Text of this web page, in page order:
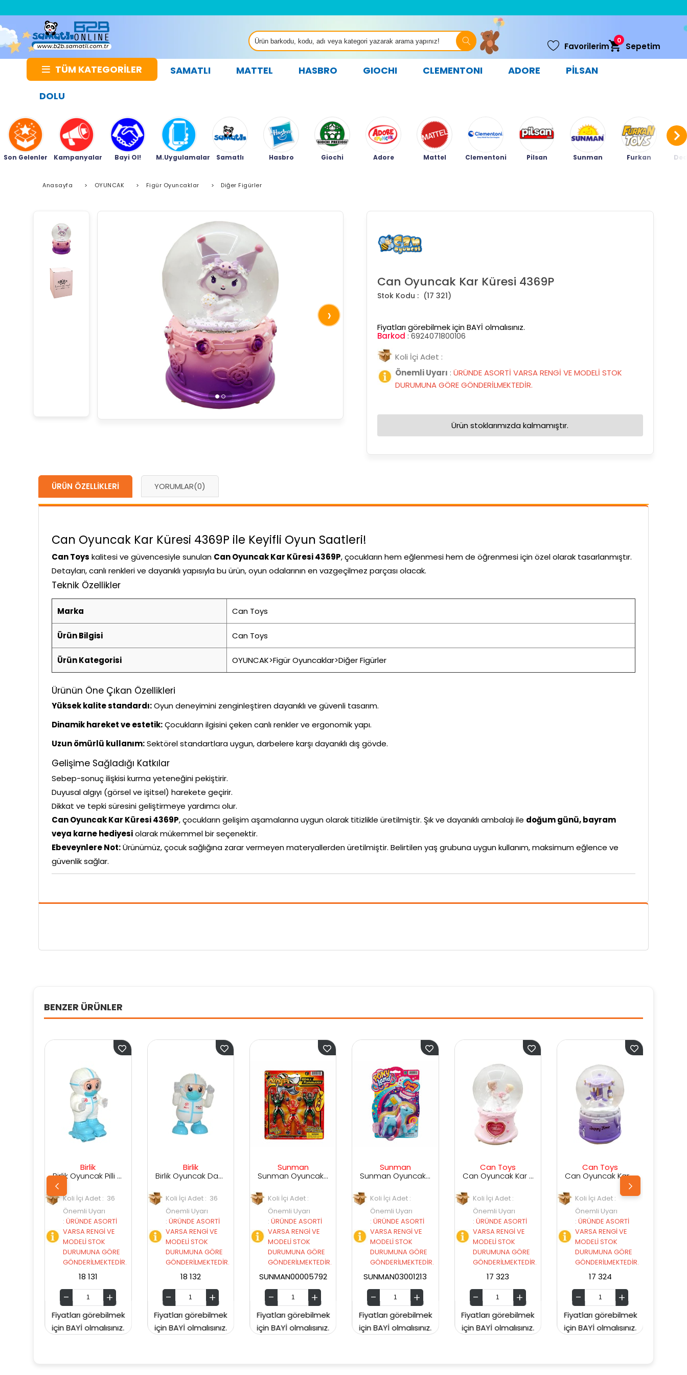
Sepetim
0
TÜM KATEGORİLER SAMATLI MATTEL HASBRO GIOCHI CLEMENTONI ADORE
PİLSAN
DOLU
Favorilerim
Son Gelenler Kampanyalar Bayi Ol! M.Uygulamalar Samatlı Hasbro Giochi Adore Mattel Clementoni Pilsan Sunman Furkan
Anasayfa > OYUNCAK > Figür Oyuncaklar > Diğer Figürler
›
Can Oyuncak Kar Küresi 4369P
(17 321)
Fiyatları görebilmek için BAYİ olmalısınız.
Barkod : 6924071800106
Koli İçi Adet :
Önemli Uyarı : ÜRÜNDE ASORTİ VARSA RENGİ VE MODELİ STOK
DURUMUNA GÖRE GÖNDERİLMEKTEDİR.
Ürün stoklarımızda kalmamıştır.
ÜRÜN ÖZELLIKLERI YORUMLAR(0)
Can Oyuncak Kar Küresi 4369P ile Keyifli Oyun Saatleri!
Can Toys kalitesi ve güvencesiyle sunulan Can Oyuncak Kar Küresi 4369P, çocukların hem eğlenmesi hem de öğrenmesi için özel olarak tasarlanmıştır.
Detayları, canlı renkleri ve dayanıklı yapısıyla bu ürün, oyun odalarının en vazgeçilmez parçası olacak.
Teknik Özellikler
Marka Can Toys
Ürün Bilgisi Can Toys
Ürün Kategorisi OYUNCAK>Figür Oyuncaklar>Diğer Figürler
Ürünün Öne Çıkan Özellikleri
Yüksek kalite standardı:Oyun deneyimini zenginleştiren dayanıklı ve güvenli tasarım.
Dinamik hareket ve estetik:Çocukların ilgisini çeken canlı renkler ve ergonomik yapı.
Uzun ömürlü kullanım:Sektörel standartlara uygun, darbelere karşı dayanıklı dış gövde.
Gelişime Sağladığı Katkılar
Sebep-sonuç ilişkisi kurma yeteneğini pekiştirir.
Duyusal algıyı (görsel ve işitsel) harekete geçirir.
Dikkat ve tepki süresini geliştirmeye yardımcı olur.
Can Oyuncak Kar Küresi 4369P, çocukların gelişim aşamalarına uygun olarak titizlikle üretilmiştir. Şık ve dayanıklı ambalajı ile doğum günü, bayram
veya karne hediyesiolarak mükemmel bir seçenektir.
Ebeveynlere Not:Ürünümüz, çocuk sağlığına zarar vermeyen materyallerden üretilmiştir. Belirtilen yaş grubuna uygun kullanım, maksimum eğlence ve
güvenlik sağlar.
BENZER ÜRÜNLER
Birlik Oyuncak Pilli Müzikli Kayan Adam 6678-19
görebilmek
olmalısınız.
Koli İçi Adet : 36
Önemli Uyarı
:ÜRÜNDE ASORTİ
VARSA RENGİ VE
MODELİ STOK
DURUMUNA GÖRE
GÖNDERİLMEKTEDİR.
Fiyatları görebilmek
için BAYİ olmalısınız.
Koli İçi Adet :
Önemli Uyarı
:ÜRÜNDE ASORTİ
VARSA RENGİ VE
MODELİ STOK
DURUMUNA GÖRE
GÖNDERİLMEKTEDİR.
SUNMAN00005792
Fiyatları görebilmek
için BAYİ olmalısınız.
Koli İçi Adet :
Önemli Uyarı
:ÜRÜNDE ASORTİ
VARSA RENGİ VE
MODELİ STOK
DURUMUNA GÖRE
GÖNDERİLMEKTEDİR.
SUNMAN03001213
Fiyatları görebilmek
için BAYİ olmalısınız.
Can Toys
Koli İçi Adet :
Önemli Uyarı
:ÜRÜNDE ASORTİ
VARSA RENGİ VE
MODELİ STOK
DURUMUNA GÖRE
GÖNDERİLMEKTEDİR.
17 323
Fiyatları görebilmek
için BAYİ olmalısınız.
Can Toys
Koli İçi Adet :
Önemli Uyarı
:ÜRÜNDE ASORTİ
VARSA RENGİ VE
MODELİ STOK
DURUMUNA GÖRE
GÖNDERİLMEKTEDİR.
Fiyatları görebilmek
için BAYİ olmalısınız.
Can Toys
Koli İçi Adet :
Önemli Uyarı
:ÜRÜNDE ASORTİ
VARSA RENGİ VE
MODELİ STOK
DURUMUNA GÖRE
GÖNDERİLMEKTEDİR.
Fiyatları görebilmek
için BAYİ olmalısınız.